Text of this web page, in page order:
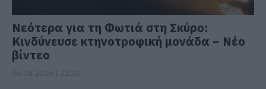
Νεότερα για τη Φωτιά στη Σκύρο:
Κινδύνευσε κτηνοτροφική μονάδα – Νέο
βίντεο